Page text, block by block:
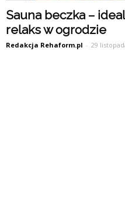
Sauna beczka –
relaks w ogrodzie
Redakcja Rehaform.pl - 29